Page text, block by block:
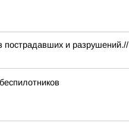
пострадавших и разрушений.//